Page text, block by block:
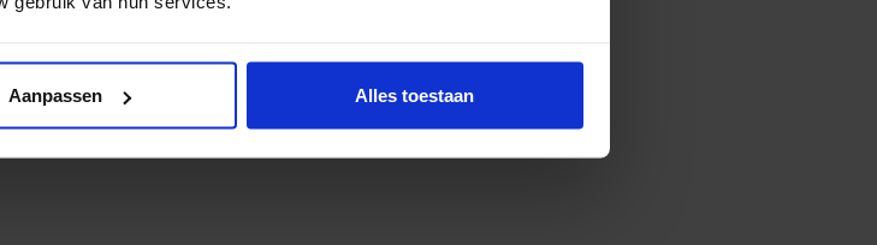
Aanpassen Alles toestaan